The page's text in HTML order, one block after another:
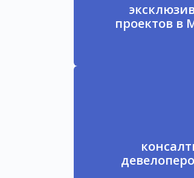
проектов в